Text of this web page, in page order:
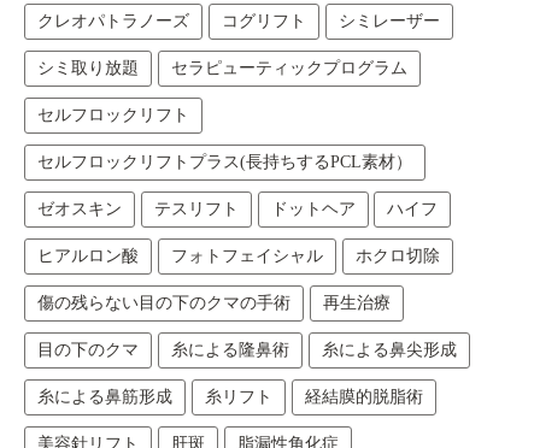
クレオパトラノーズ コグリフト シミレーザー
シミ取り放題 セラピューティックプログラム
セルフロックリフト
セルフロックリフトプラス(長持ちするPCL素材）
ゼオスキン テスリフト ドットヘア ハイフ
ヒアルロン酸 フォトフェイシャル ホクロ切除
傷の残らない目の下のクマの手術 再生治療
目の下のクマ 糸による隆鼻術 糸による鼻尖形成
糸による鼻筋形成 糸リフト 経結膜的脱脂術
美容針リフト 肝斑 脂漏性角化症